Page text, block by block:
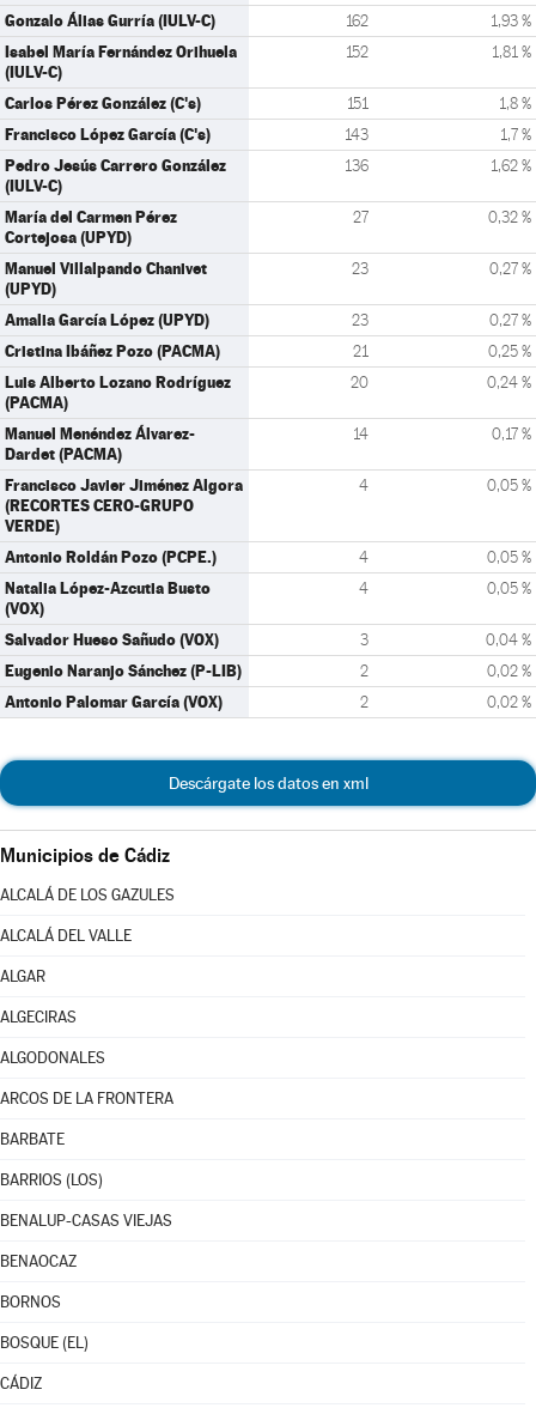
Gonzalo Álias Gurría (IULV-C) 162 1,93 %
Isabel María Fernández Orihuela
(IULV-C)
152 1,81 %
Carlos Pérez González (C's) 151 1,8 %
Francisco López García (C's) 143 1,7 %
Pedro Jesús Carrero González
(IULV-C)
136 1,62 %
María del Carmen Pérez
Cortejosa (UPYD)
27 0,32 %
Manuel Villalpando Chanivet
(UPYD)
23 0,27 %
Amalia García López (UPYD) 23 0,27 %
Cristina Ibáñez Pozo (PACMA) 21 0,25 %
Luis Alberto Lozano Rodríguez
(PACMA)
20 0,24 %
Manuel Menéndez Álvarez-
Dardet (PACMA)
14 0,17 %
Francisco Javier Jiménez Algora
(RECORTES CERO-GRUPO
VERDE)
4 0,05 %
Antonio Roldán Pozo (PCPE.) 4 0,05 %
Natalia López-Azcutia Busto
(VOX)
4 0,05 %
Salvador Hueso Sañudo (VOX) 3 0,04 %
Eugenio Naranjo Sánchez (P-LIB) 2 0,02 %
Antonio Palomar García (VOX) 2 0,02 %
Descárgate los datos en xml
Municipios de Cádiz
ALCALÁ DE LOS GAZULES
ALCALÁ DEL VALLE
ALGAR
ALGECIRAS
ALGODONALES
ARCOS DE LA FRONTERA
BARBATE
BARRIOS (LOS)
BENALUP-CASAS VIEJAS
BENAOCAZ
BORNOS
BOSQUE (EL)
CÁDIZ